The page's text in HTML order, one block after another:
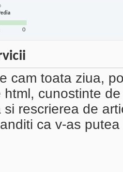
0
cam toata ziua,
html, cunostinte
si rescrierea de
ca v-as